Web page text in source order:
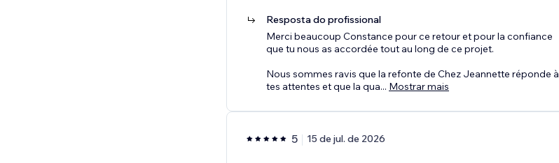
Resposta do profissional
Merci beaucoup Constance pour ce retour et pour la confiance
que tu nous as accordée tout au long de ce projet.
Nous sommes ravis que la refonte de Chez Jeannette réponde à
tes attentes et que la qua... Mostrar mais
5 15 de jul. de 2026